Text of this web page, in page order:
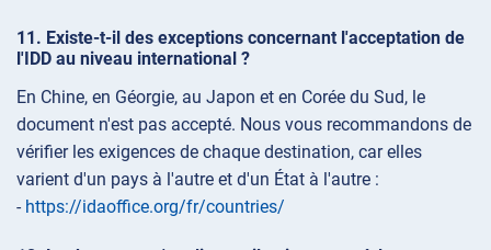
Existe-t-il des exceptions concernant l'acceptation de
l'IDD au niveau international ?
En Chine, en Géorgie, au Japon et en Corée du Sud, le
document n'est pas accepté. Nous vous recommandons de
vérifier les exigences de chaque destination, car elles
varient d'un pays à l'autre et d'un État à l'autre :
- https://idaoffice.org/fr/countries/